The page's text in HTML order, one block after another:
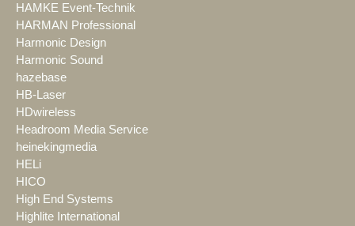
HAMKE Event-Technik
HARMAN Professional
Harmonic Design
Harmonic Sound
hazebase
HB-Laser
HDwireless
Headroom Media Service
heinekingmedia
HELi
HICO
High End Systems
Highlite International